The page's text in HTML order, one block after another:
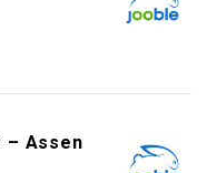
– Assen